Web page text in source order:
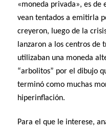
«moneda privada», es de
vean tentados a emitirla
creyeron, luego de la
lanzaron a los centros de
utilizaban una moneda
“arbolitos” por el dibujo
terminó como muchas
hiperinflación.
Para el que le interese,